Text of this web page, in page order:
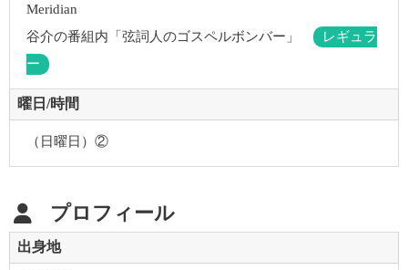
Meridian
谷介の番組内 「弦詞人のゴスペルボンバー」
レギュラ
ー
曜日/時間
（日曜日）②
プロフィール
出身地